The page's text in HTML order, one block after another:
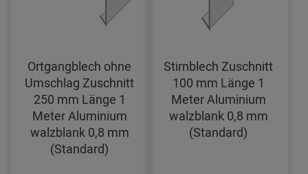
Ortgangblech ohne
Umschlag Zuschnitt
250 mm Länge 1
Meter Aluminium
walzblank 0,8 mm
(Standard)
Stirnblech Zuschnitt
100 mm Länge 1
Meter Aluminium
walzblank 0,8 mm
(Standard)